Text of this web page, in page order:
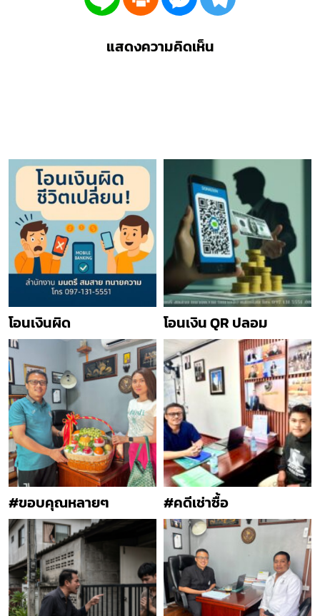
แสดงความคิดเห็น
โอนเงินผิด โอนเงิน QR ปลอม
#ขอบคุณหลายๆ #คดีเช่าซื้อ